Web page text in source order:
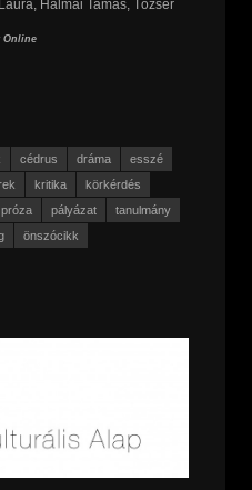
Halmai Tamás, Tőzsér
Online
cédrus dráma
esszé
kritika
körkérdés
próza pályázat
tanulmány
önszócikk